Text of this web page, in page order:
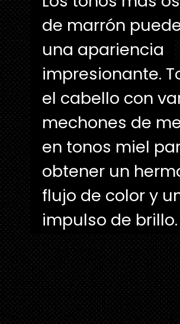
de marrón
una apariencia
impresionante.
el cabello con
mechones de
en tonos miel
obtener un
flujo de color y
impulso de brillo.
de marrón
una apariencia
impresionante.
el cabello con
mechones de
en tonos miel
obtener un
flujo de color y
impulso de brillo.